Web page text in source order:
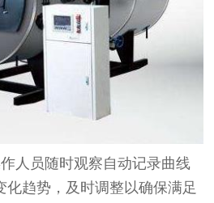
人员随时观察自动记录曲线
化趋势，及时调整以确保满足